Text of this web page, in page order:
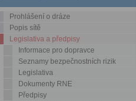
Prohlášení o dráze
Popis sítě
Legislativa a předpisy
Informace pro dopravce
Seznamy bezpečnostních rizik
Legislativa
Dokumenty RNE
Předpisy